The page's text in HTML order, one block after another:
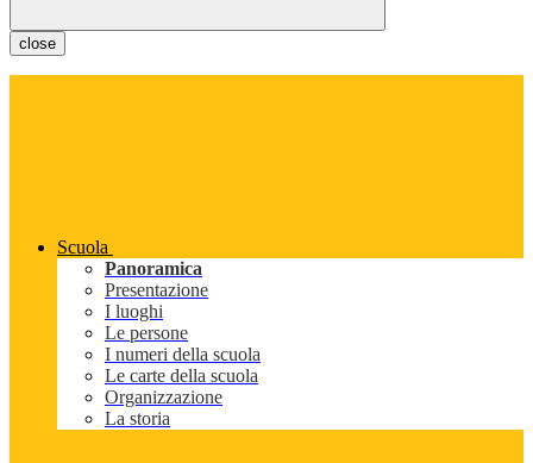
close
Scuola
Panoramica
Presentazione
I luoghi
Le persone
I numeri della scuola
Le carte della scuola
Organizzazione
La storia